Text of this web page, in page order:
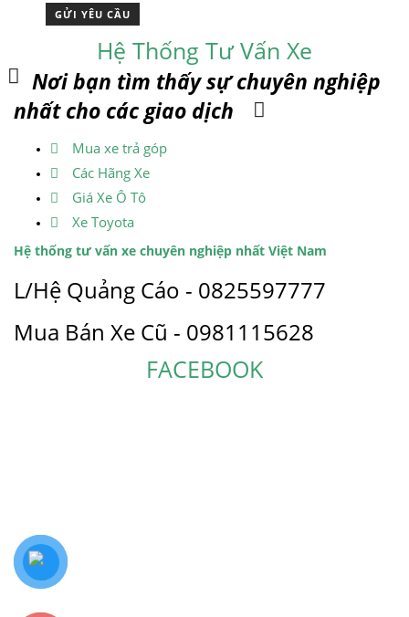
Hệ Thống Tư Vấn Xe
Nơi bạn tìm thấy sự chuyên nghiệp
nhất cho các giao dịch
Mua xe trả góp
Các Hãng Xe
Giá Xe Ô Tô
Xe Toyota
Hệ thống tư vấn xe chuyên nghiệp nhất Việt Nam
L/Hệ Quảng Cáo - 0825597777
Mua Bán Xe Cũ - 0981115628
FACEBOOK